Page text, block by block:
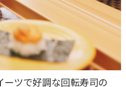
ーツで好調な回転寿司の